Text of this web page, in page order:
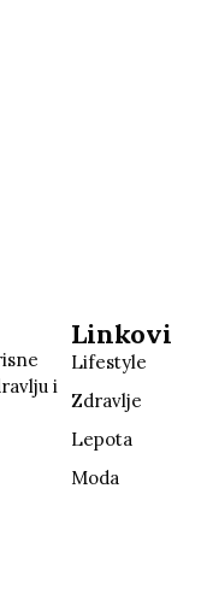
i
Linkovi
Lifestyle
Zdravlje
Lepota
Moda